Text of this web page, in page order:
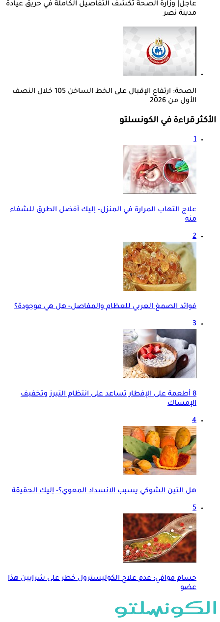
عاجل| وزارة الصحة تكشف التفاصيل الكاملة في حريق عيادة
مدينة نصر
الصحة: ارتفاع الإقبال على الخط الساخن 105 خلال النصف
الأول من 2026
الأكثر قراءة في الكونسلتو
1
علاج التهاب المرارة في المنزل- إليك أفضل الطرق للشفاء
منه
2
فوائد الصمغ العربي للعظام والمفاصل- هل هي موجودة؟
3
8 أطعمة على الإفطار تساعد على انتظام التبرز وتخفيف
الإمساك
4
هل التين الشوكي يسبب الانسداد المعوي؟- إليك الحقيقة
5
حسام موافي: عدم علاج الكوليسترول خطر على شرايين هذا
عضو